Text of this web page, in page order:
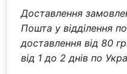
Доставлення
Пошта у відділення по
доставлення від 80
від 1 до 2 днів по